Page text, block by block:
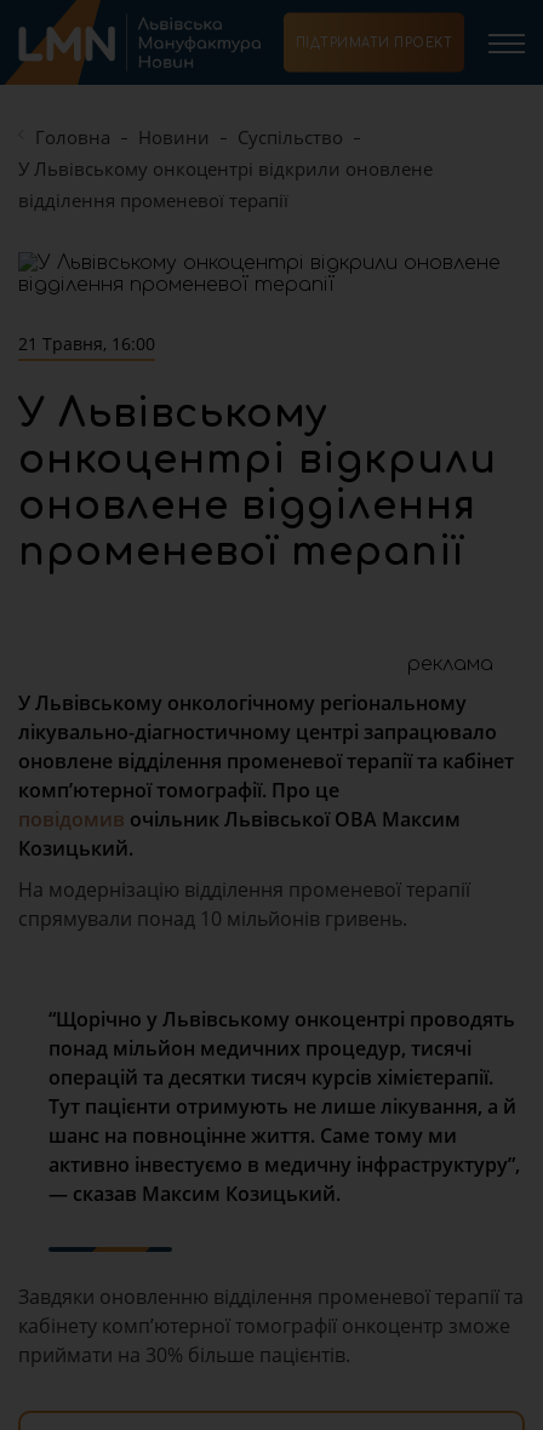
ПІДТРИМАТИ ПРОЕКТ
Головна Новини
Суспільство
У Львівському онкоцентрі відкрили оновлене
відділення променевої терапії
21 Травня, 16:00
У Львівському
онкоцентрі відкрили
оновлене відділення
променевої терапії
реклама
У Львівському онкологічному регіональному
лікувально-діагностичному центрі запрацювало
оновлене відділення променевої терапії та кабінет
комп’ютерної томографії. Про це
повідомив очільник Львівської ОВА Максим
Козицький.
На модернізацію відділення променевої терапії
спрямували понад 10 мільйонів гривень.
“Щорічно у Львівському онкоцентрі проводять
понад мільйон медичних процедур, тисячі
операцій та десятки тисяч курсів хімієтерапії.
Тут пацієнти отримують не лише лікування, а й
шанс на повноцінне життя. Саме тому ми
активно інвестуємо в медичну інфраструктуру”,
— сказав Максим Козицький.
Завдяки оновленню відділення променевої терапії та
кабінету комп’ютерної томографії онкоцентр зможе
приймати на 30% більше пацієнтів.